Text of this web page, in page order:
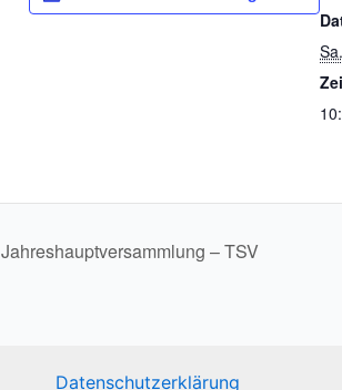
Jahreshauptversammlung – TSV
Datenschutzerklärung